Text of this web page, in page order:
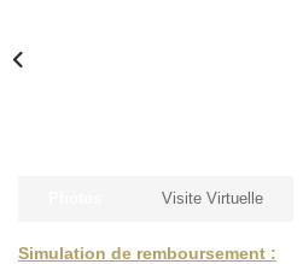
Simulation de remboursement :
Visite Virtuelle